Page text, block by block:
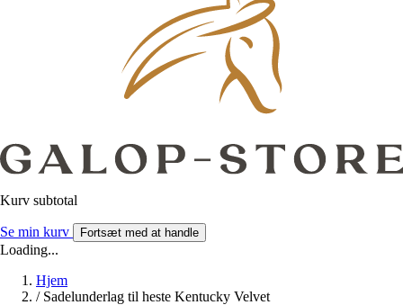
Kurv subtotal
Se min kurv Fortsæt med at handle
Loading...
Hjem
/ Sadelunderlag til heste Kentucky Velvet